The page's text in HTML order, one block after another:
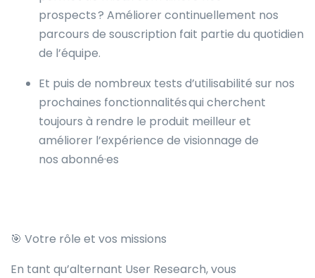
prospects ? Améliorer continuellement nos
parcours de souscription fait partie du quotidien
de l’équipe.
Et puis de nombreux tests d’utilisabilité sur nos
prochaines fonctionnalités qui cherchent
toujours à rendre le produit meilleur et
améliorer l’expérience de visionnage de
nos abonné·es
🎯 Votre rôle et vos missions
En tant qu’alternant User Research, vous